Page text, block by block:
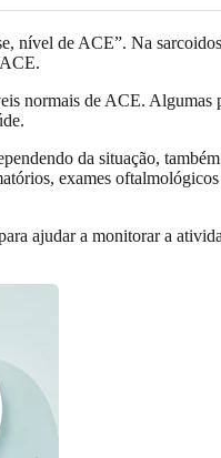
nível de ACE”. Na
normais de ACE.
da situação,
exames
ajudar a monitorar a